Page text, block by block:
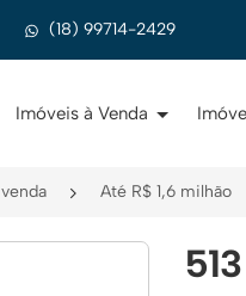
(18) 99714-2429
Imóveis à Venda
Até R$ 1,6 milhão